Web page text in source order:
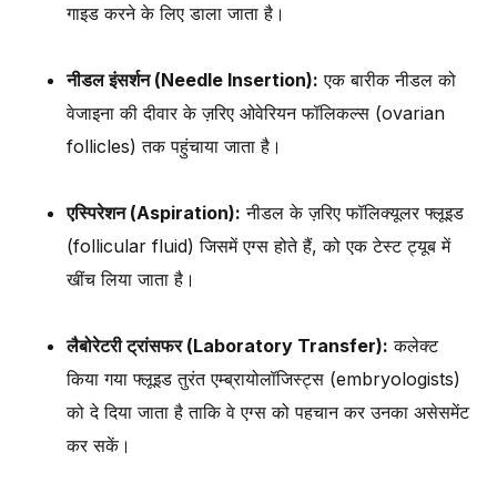
गाइड करने के लिए डाला जाता है।
नीडल इंसर्शन (Needle Insertion): एक बारीक नीडल को
वेजाइना की दीवार के ज़रिए ओवेरियन फॉलिकल्स (ovarian
follicles) तक पहुंचाया जाता है।
एस्पिरेशन (Aspiration): नीडल के ज़रिए फॉलिक्यूलर फ्लूइड
(follicular fluid) जिसमें एग्स होते हैं, को एक टेस्ट ट्यूब में
खींच लिया जाता है।
लैबोरेटरी ट्रांसफर (Laboratory Transfer): कलेक्ट
किया गया फ्लूइड तुरंत एम्ब्रायोलॉजिस्ट्स (embryologists)
को दे दिया जाता है ताकि वे एग्स को पहचान कर उनका असेसमेंट
कर सकें।